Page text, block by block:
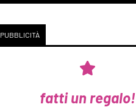
PUBBLICITÀ
fatti un regalo!